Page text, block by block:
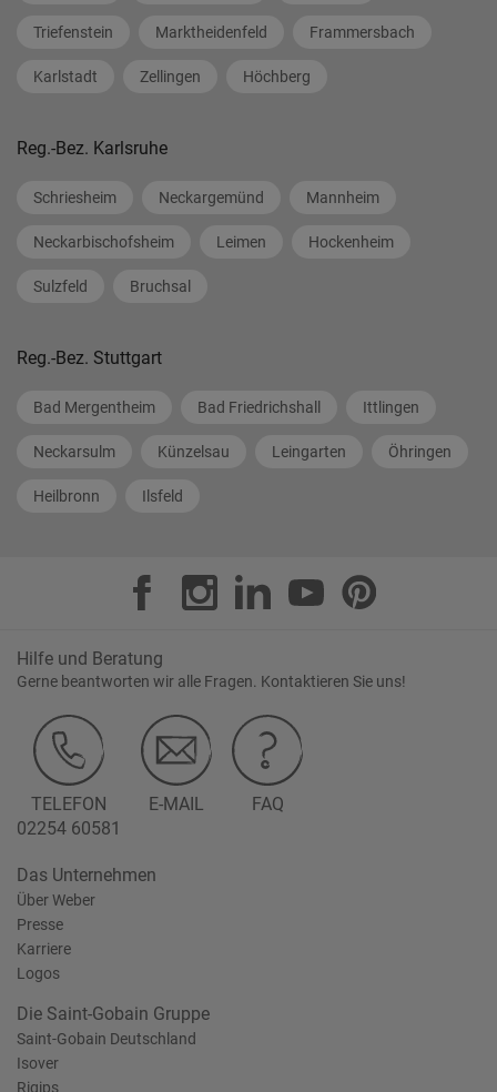
Triefenstein Marktheidenfeld Frammersbach
Karlstadt Zellingen Höchberg
Reg.-Bez. Karlsruhe
Schriesheim Neckargemünd Mannheim
Neckarbischofsheim Leimen Hockenheim
Sulzfeld Bruchsal
Reg.-Bez. Stuttgart
Bad Mergentheim Bad Friedrichshall Ittlingen
Neckarsulm Künzelsau Leingarten Öhringen
Heilbronn Ilsfeld
Hilfe und Beratung
Gerne beantworten wir alle Fragen. Kontaktieren Sie uns!
TELEFON
02254 60581
E-MAIL FAQ
Das Unternehmen
Über Weber
Presse
Karriere
Logos
Die Saint-Gobain Gruppe
Saint-Gobain Deutschland
Isover
Rigips